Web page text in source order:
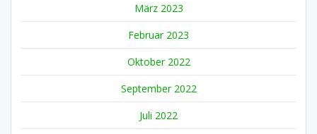
März 2023
Februar 2023
Oktober 2022
September 2022
Juli 2022